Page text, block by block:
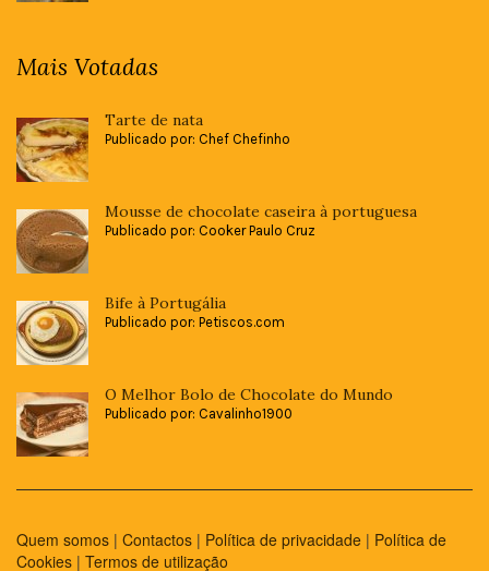
Mais Votadas
Tarte de nata
Publicado por: Chef Chefinho
Mousse de chocolate caseira à portuguesa
Publicado por: Cooker Paulo Cruz
Bife à Portugália
Publicado por: Petiscos.com
O Melhor Bolo de Chocolate do Mundo
Publicado por: Cavalinho1900
Quem somos | Contactos | Política de privacidade | Política de
Cookies | Termos de utilização